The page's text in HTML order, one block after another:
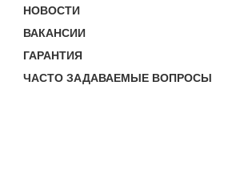
НОВОСТИ
ВАКАНСИИ
ГАРАНТИЯ
ЧАСТО ЗАДАВАЕМЫЕ ВОПРОСЫ